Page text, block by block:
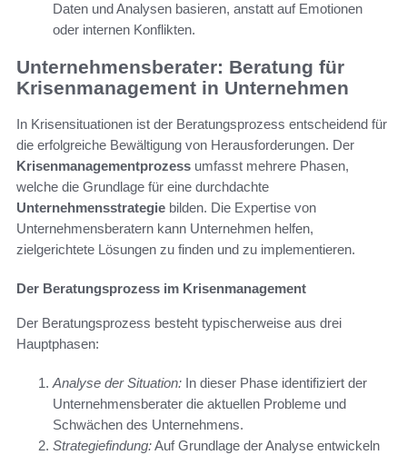
Daten und Analysen basieren, anstatt auf Emotionen
oder internen Konflikten.
Unternehmensberater: Beratung für
Krisenmanagement in Unternehmen
In Krisensituationen ist der Beratungsprozess entscheidend für
die erfolgreiche Bewältigung von Herausforderungen. Der
Krisenmanagementprozess umfasst mehrere Phasen,
welche die Grundlage für eine durchdachte
Unternehmensstrategie bilden. Die Expertise von
Unternehmensberatern kann Unternehmen helfen,
zielgerichtete Lösungen zu finden und zu implementieren.
Der Beratungsprozess im Krisenmanagement
Der Beratungsprozess besteht typischerweise aus drei
Hauptphasen:
Analyse der Situation: In dieser Phase identifiziert der
Unternehmensberater die aktuellen Probleme und
Schwächen des Unternehmens.
Strategiefindung:Auf Grundlage der Analyse entwickeln